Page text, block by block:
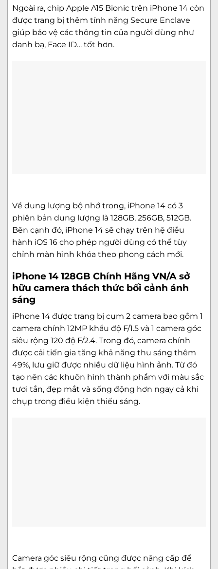
Ngoài ra, chip Apple A15 Bionic trên iPhone 14 còn
được trang bị thêm tính năng Secure Enclave
giúp bảo vệ các thông tin của người dùng như
danh bạ, Face ID… tốt hơn.
Về dung lượng bộ nhớ trong, iPhone 14 có 3
phiên bản dung lượng là 128GB, 256GB, 512GB.
Bên cạnh đó, iPhone 14 sẽ chạy trên hệ điều
hành iOS 16 cho phép người dùng có thể tùy
chỉnh màn hình khóa theo phong cách mới.
iPhone 14 128GB Chính Hãng VN/A sở
hữu camera thách thức bối cảnh ánh
sáng
iPhone 14 được trang bị cụm 2 camera bao gồm 1
camera chính 12MP khẩu độ F/1.5 và 1 camera góc
siêu rộng 120 độ F/2.4. Trong đó, camera chính
được cải tiến gia tăng khả năng thu sáng thêm
49%, lưu giữ được nhiều dữ liệu hình ảnh. Từ đó
tạo nên các khuôn hình thành phẩm với màu sắc
tươi tắn, đẹp mắt và sống động hơn ngay cả khi
chụp trong điều kiện thiếu sáng.
Camera góc siêu rộng cũng được nâng cấp để